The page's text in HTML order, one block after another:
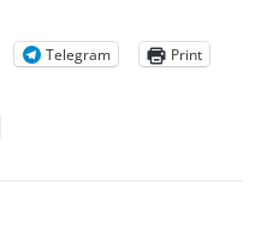
Telegram Print